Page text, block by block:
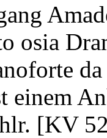
osia
einem
[KV